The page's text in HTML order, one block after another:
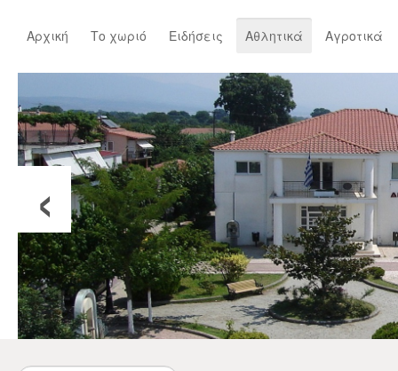
Αρχική Το χωριό Ειδήσεις Αθλητικά Αγροτικά
‹